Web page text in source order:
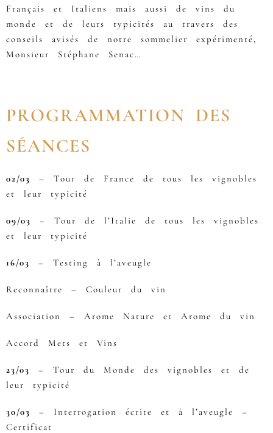
Français et Italiens mais aussi de vins du
monde et de leurs typicités au travers des
conseils avisés de notre sommelier expérimenté,
Monsieur Stéphane Senac…
PROGRAMMATION DES
SÉANCES
02/03
– Tour de France de tous les vignobles
et leur typicité
09/03
– Tour de l’Italie de tous les vignobles
et leur typicité
16/03 – Testing à l’aveugle
Reconnaître – Couleur du vin
Association – Arome Nature et Arome du vin
Accord Mets et Vins
23/03
– Tour du Monde des vignobles et de
leur typicité
30/03
– Interrogation écrite et à l’aveugle –
Certificat